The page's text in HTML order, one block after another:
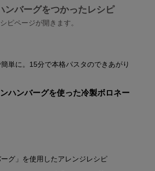
ンバーグをつかったレシピ
ピページが開きます。
単に。15分で本格パスタのできあがり
ンハンバーグを使った冷製ボロネー
ーグ」を使用したアレンジレシピ